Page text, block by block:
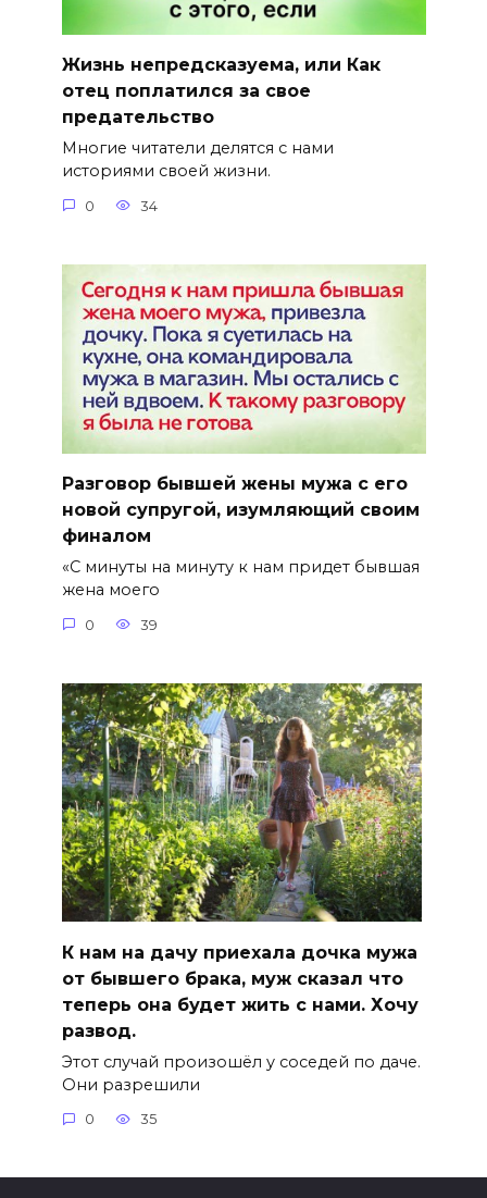
Жизнь непредсказуема, или Как
отец поплатился за свое
предательство
Многие читатели делятся с нами
историями своей жизни.
0 34
Разговор бывшей жены мужа с его
новой супругой, изумляющий своим
финалом
«С минуты на минуту к нам придет бывшая
жена моего
0 39
К нам на дачу приехала дочка мужа
от бывшего брака, муж сказал что
теперь она будет жить с нами. Хочу
развод.
Этот случай произошёл у соседей по даче.
Они разрешили
0 35